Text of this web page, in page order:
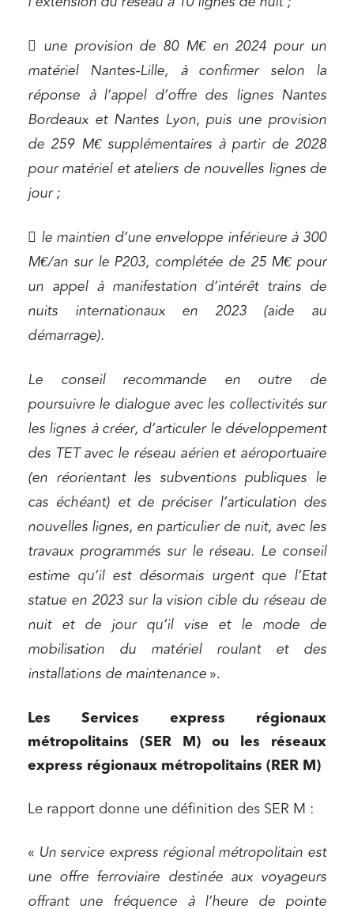
 une provision de 80 M€ en 2024 pour un
matériel Nantes-Lille, à confirmer selon la
réponse à l’appel d’offre des lignes Nantes
Bordeaux et Nantes Lyon, puis une provision
de 259 M€ supplémentaires à partir de 2028
pour matériel et ateliers de nouvelles lignes de
jour ;
 le maintien d’une enveloppe inférieure à 300
M€/an sur le P203, complétée de 25 M€ pour
un appel à manifestation d’intérêt trains de
nuits internationaux en 2023 (aide au
démarrage).
Le conseil recommande en outre de
poursuivre le dialogue avec les collectivités sur
les lignes à créer, d’articuler le développement
des TET avec le réseau aérien et aéroportuaire
(en réorientant les subventions publiques le
cas échéant) et de préciser l’articulation des
nouvelles lignes, en particulier de nuit, avec les
travaux programmés sur le réseau. Le conseil
estime qu’il est désormais urgent que l’Etat
statue en 2023 sur la vision cible du réseau de
nuit et de jour qu’il vise et le mode de
mobilisation du matériel roulant et des
installations de maintenance ».
Les Services express régionaux
métropolitains (SER M) ou les réseaux
express régionaux métropolitains (RER M)
Le rapport donne une définition des SER M :
« Un service express régional métropolitain est
une offre ferroviaire destinée aux voyageurs
offrant une fréquence à l’heure de pointe
Relations commerciales et contrats
Associations et acteurs de l’économie sociale et
solidaire
Media et édition
Mobilité et transport
Règlement des litiges
Droit du numérique, données et conformité
Projets immobiliers
Environnement
Urbanisme et aménagement
Banque finance et assurance
Droit des sociétés et Fusions-Acquisitions
J'ai lu et j'accepte la politique de confidentialité